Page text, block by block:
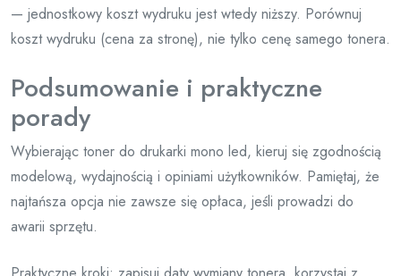
— jednostkowy koszt wydruku jest wtedy niższy. Porównuj
koszt wydruku (cena za stronę), nie tylko cenę samego tonera.
Podsumowanie i praktyczne
porady
Wybierając toner do drukarki mono led, kieruj się zgodnością
modelową, wydajnością i opiniami użytkowników. Pamiętaj, że
najtańsza opcja nie zawsze się opłaca, jeśli prowadzi do
awarii sprzętu.